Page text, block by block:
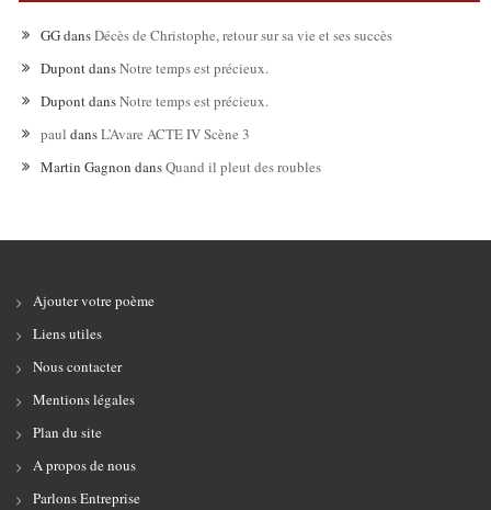
GGdansDécès de Christophe, retour sur sa vie et ses succès
DupontdansNotre temps est précieux.
DupontdansNotre temps est précieux.
paul dansL’Avare ACTE IV Scène 3
Martin Gagnon dansQuand il pleut des roubles
Ajouter votre poème
Liens utiles
Nous contacter
Mentions légales
Plan du site
A propos de nous
Parlons Entreprise